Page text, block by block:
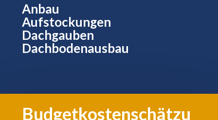
Anbau
Aufstockungen
Dachgauben
Dachbodenausbau
Budgetkostenschätzu